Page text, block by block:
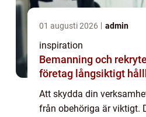
01 augusti 2026 admin
inspiration
Bemanning och
företag långsiktigt
Att skydda din
från obehöriga är viktigt.